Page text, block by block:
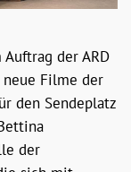
der ARD
Filme der
den Sendeplatz
der